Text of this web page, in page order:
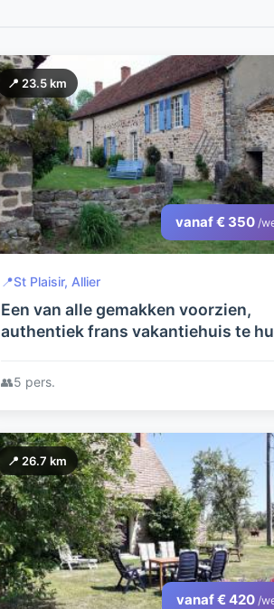
📍 23.5 km
vanaf € 350 /
📍St Plaisir, Allier
Een van alle gemakken voorzien,
authentiek frans vakantiehuis te
👥5 pers.
📍 26.7 km
vanaf € 420 /